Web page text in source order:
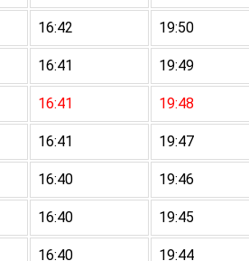
16:42 19:50
16:41 19:49
16:41 19:48
16:41 19:47
16:40 19:46
16:40 19:45
16:40 19:44